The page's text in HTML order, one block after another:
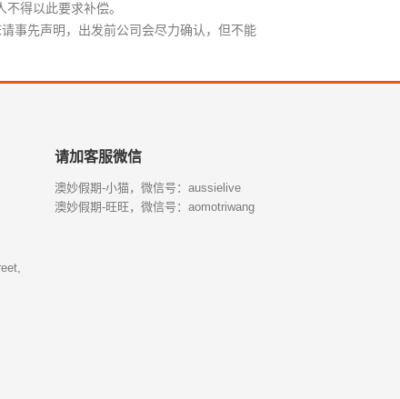
得以此要求补偿。
事先声明，出发前公司会尽力确认，但不能
请加客服微信
澳妙假期-小猫，微信号：aussielive
澳妙假期-旺旺，微信号：aomotriwang